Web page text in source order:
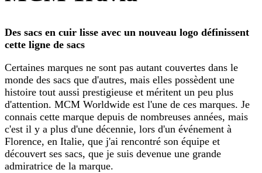
Des sacs en cuir lisse avec un nouveau logo définissent
cette ligne de sacs
Certaines marques ne sont pas autant couvertes dans le
monde des sacs que d'autres, mais elles possèdent une
histoire tout aussi prestigieuse et méritent un peu plus
d'attention. MCM Worldwide est l'une de ces marques. Je
connais cette marque depuis de nombreuses années, mais
c'est il y a plus d'une décennie, lors d'un événement à
Florence, en Italie, que j'ai rencontré son équipe et
découvert ses sacs, que je suis devenue une grande
admiratrice de la marque.